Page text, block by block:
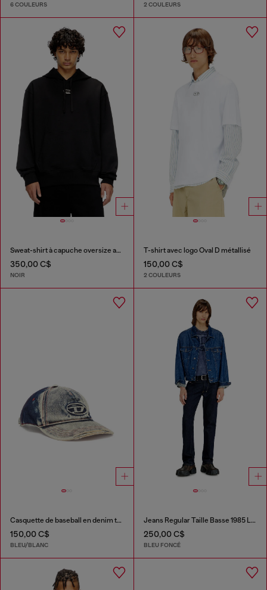
6 COULEURS 2 COULEURS
Sweat-shirt à capuche oversize avec logo métallisé
350,00 C$
NOIR
T-shirt avec logo Oval D métallisé
150,00 C$
2 COULEURS
Casquette de baseball en denim traité
150,00 C$
BLEU/BLANC
Jeans Regular Taille Basse 1985 Larkee
250,00 C$
BLEU FONCÉ